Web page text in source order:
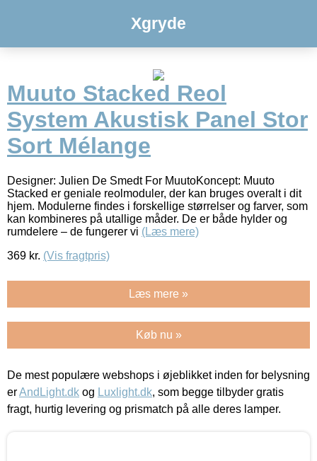
Xgryde
Muuto Stacked Reol
System Akustisk Panel Stor
Sort Mélange
Designer: Julien De Smedt For MuutoKoncept: Muuto
Stacked er geniale reolmoduler, der kan bruges overalt i dit
hjem. Modulerne findes i forskellige størrelser og farver, som
kan kombineres på utallige måder. De er både hylder og
rumdelere – de fungerer vi (Læs mere)
369 kr. (Vis fragtpris)
Læs mere »
Køb nu »
De mest populære webshops i øjeblikket inden for belysning
erAndLight.dk og Luxlight.dk, som begge tilbyder gratis
fragt, hurtig levering og prismatch på alle deres lamper.